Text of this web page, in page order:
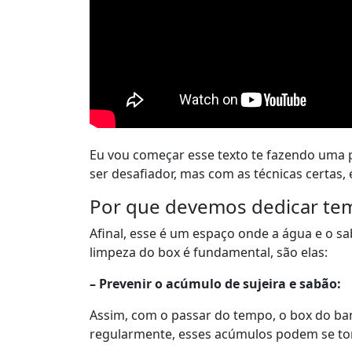
Eu vou começar esse texto te fazendo
ser desafiador, mas com as técnicas
Por que devemos dedicar
Afinal, esse é um espaço onde a água e o
limpeza do box é fundamental, são elas:
– Prevenir o acúmulo de sujeira e sabão:
Assim, com o passar do tempo, o box do
regularmente, esses acúmulos podem se